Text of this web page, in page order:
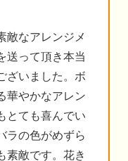
敵なアレンジメ
送って頂き本当
ざいました。ボ
華やかなアレン
とても喜んでい
ラの色がめずら
素敵です。花き